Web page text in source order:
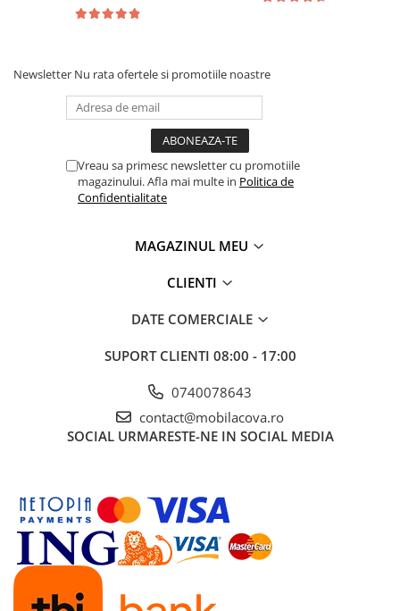
Newsletter Nu rata ofertele si promotiile noastre
Vreau sa primesc newsletter cu promotiile
magazinului. Afla mai multe in Politica de
Confidentialitate
MAGAZINUL MEU
CLIENTI
DATE COMERCIALE
SUPORT CLIENTI 08:00 - 17:00
0740078643
contact@mobilacova.ro
SOCIAL URMARESTE-NE IN SOCIAL MEDIA